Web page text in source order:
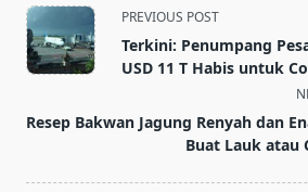
<span
class="nav-
subtitle
reader-
PREVIOUS POST
Terkini: Penumpang
USD 11 T Habis untuk
Resep Bakwan Jagung Renyah dan
Buat Lauk atau